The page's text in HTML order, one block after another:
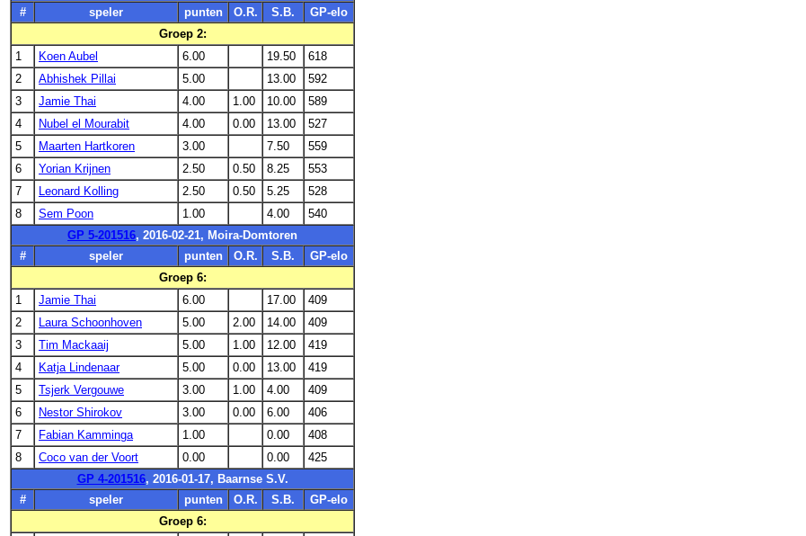
#
speler punten O.R. S.B.
GP-elo
Groep 2:
1
Koen Aubel 6.00 19.50
618
2
Abhishek Pillai 5.00 13.00
592
3
Jamie Thai 4.00 1.00 10.00
589
4
Nubel el Mourabit 4.00 0.00 13.00
527
5
Maarten Hartkoren 3.00 7.50
559
6
Yorian Krijnen 2.50 0.50 8.25
553
7
Leonard Kolling 2.50 0.50 5.25
528
8
Sem Poon 1.00 4.00
540
GP 5-201516, 2016-02-21, Moira-Domtoren
#
speler punten O.R. S.B.
GP-elo
Groep 6:
1
Jamie Thai 6.00 17.00
409
2
Laura Schoonhoven 5.00 2.00 14.00
409
3
Tim Mackaaij 5.00 1.00 12.00
419
4
Katja Lindenaar 5.00 0.00 13.00
419
5
Tsjerk Vergouwe 3.00 1.00 4.00
409
6
Nestor Shirokov 3.00 0.00 6.00
406
7
Fabian Kamminga 1.00 0.00
408
8
Coco van der Voort 0.00 0.00
425
GP 4-201516, 2016-01-17, Baarnse S.V.
#
speler punten O.R. S.B.
GP-elo
Groep 6: